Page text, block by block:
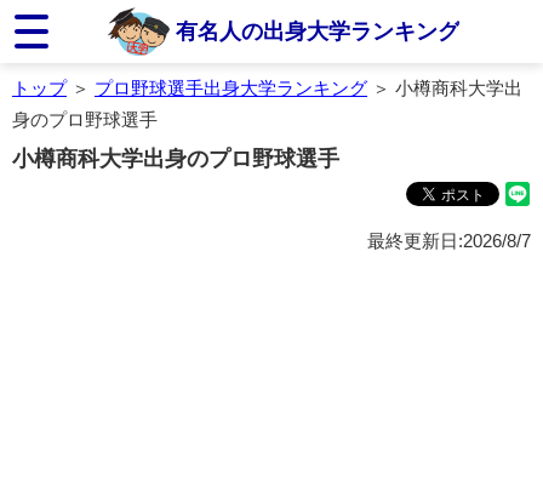
有名人の出身大学ランキング
トップ＞ プロ野球選手出身大学ランキング ＞ 小樽商科大学出
身のプロ野球選手
小樽商科大学出身のプロ野球選手
最終更新日:2026/8/7